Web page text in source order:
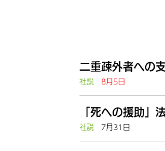
二重疎外者への
社説
8月5日
「死への援助」
社説
7月31日